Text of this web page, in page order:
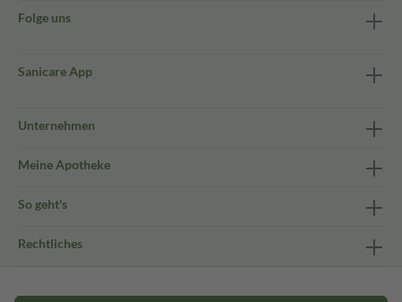
Folge uns
Sanicare App
Unternehmen
Meine Apotheke
So geht's
Rechtliches